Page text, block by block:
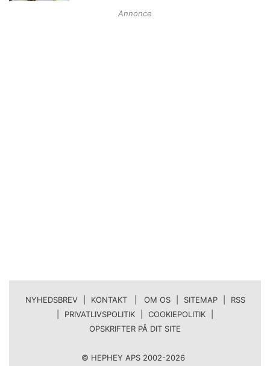
Annonce
NYHEDSBREV KONTAKT | OM OS SITEMAP
RSS
PRIVATLIVSPOLITIK COOKIEPOLITIK
OPSKRIFTER PÅ DIT SITE
© HEPHEY APS 2002-2026